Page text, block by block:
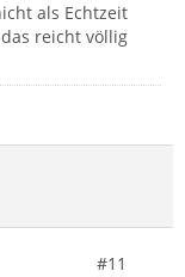
als Echtzeit
reicht völlig
#11